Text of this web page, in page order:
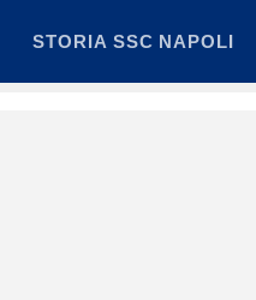
STORIA SSC NAPOLI